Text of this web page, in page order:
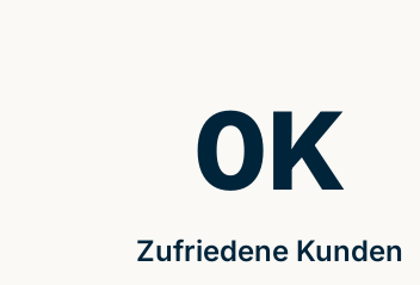
Zufriedene Kunden
0K